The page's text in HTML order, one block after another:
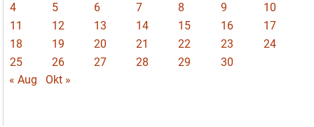
4
5 6 7 8 9
10
11
12 13 14 15 16
17
18
19 20 21 22 23
24
25
26 27 28 29
30
« Aug
Okt »